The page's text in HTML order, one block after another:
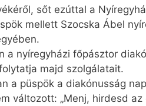
sőt ezúttal a
mellett Szocska Ábel
a nyíregyházi főpásztor
majd szolgálatait.
a püspök a diakónusság
változott: „Menj, hirdesd